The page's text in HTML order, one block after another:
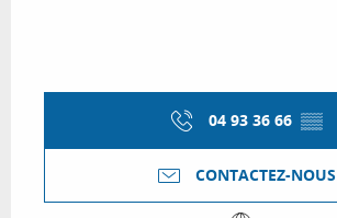
04 93 36 66 ▒▒
CONTACTEZ-NOUS